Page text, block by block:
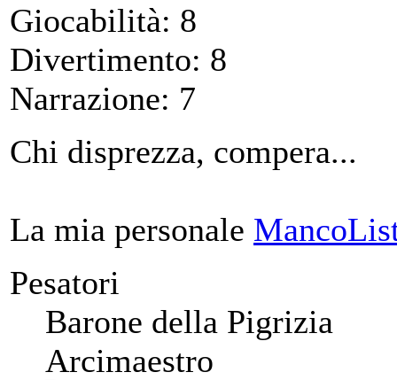
Giocabilità: 8
Divertimento: 8
Narrazione: 7
Chi disprezza, compera...
La mia personale
Pesatori
Barone della Pigrizia
Arcimaestro